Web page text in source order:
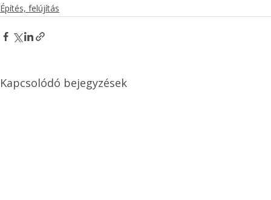
Építés, felújítás
Kapcsolódó bejegyzések